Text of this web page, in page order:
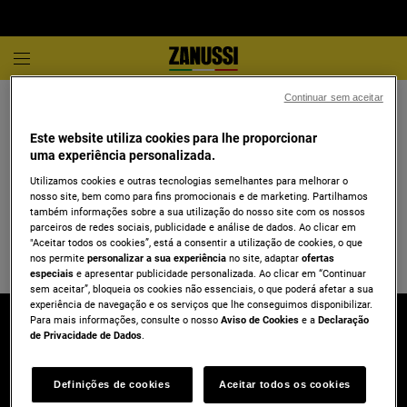
Introduza morada/cidade
Introduza morada/cidade
Pesquisar
Este website utiliza cookies para lhe proporcionar
uma experiência personalizada.
Utilizamos cookies e outras tecnologias semelhantes para melhorar o
nosso site, bem como para fins promocionais e de marketing. Partilhamos
também informações sobre a sua utilização do nosso site com os nossos
parceiros de redes sociais, publicidade e análise de dados. Ao clicar em
"Aceitar todos os cookies”, está a consentir a utilização de cookies, o que
nos permitepersonalizar a sua experiênciano site, adaptarofertas
especiaise apresentar publicidade personalizada. Ao clicar em “Continuar
sem aceitar”, bloqueia os cookies não essenciais, o que poderá afetar a sua
experiência de navegação e os serviços que lhe conseguimos disponibilizar.
Para mais informações, consulte o nossoAviso de Cookies e aDeclaração
de Privacidade de Dados.
Definições de cookies Aceitar todos os cookies
Continuar sem aceitar